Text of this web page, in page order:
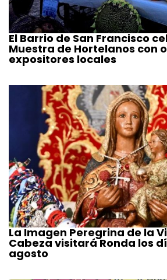
El Barrio de San Francisco
Muestra de Hortelanos con
expositores locales
La Imagen Peregrina de la
Cabeza visitará Ronda los
agosto